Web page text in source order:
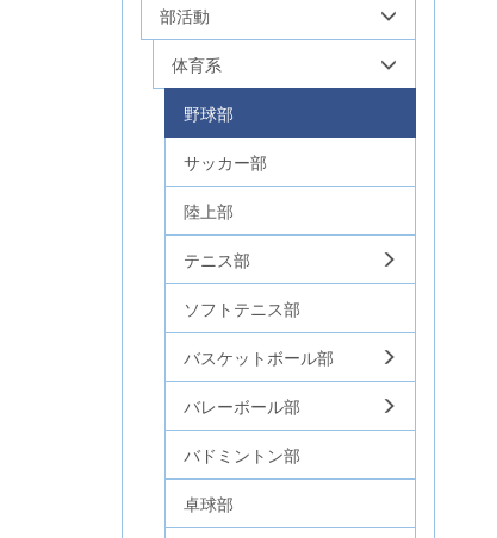
部活動
体育系
野球部
サッカー部
陸上部
テニス部
ソフトテニス部
バスケットボール部
バレーボール部
バドミントン部
卓球部